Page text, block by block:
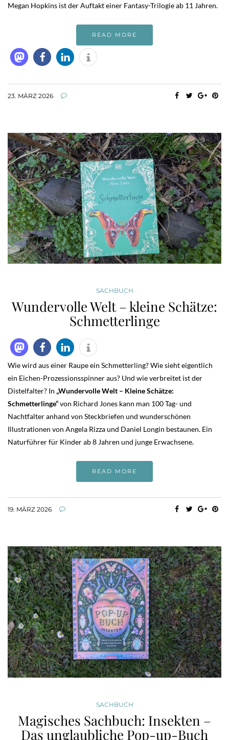
Megan Hopkins ist der Auftakt einer Fantasy-Trilogie ab 11 Jahren.
READ MORE
23. MÄRZ 2026
SACHBUCH
Wundervolle Welt – kleine Schätze:
Schmetterlinge
Wie wird aus einer Raupe ein Schmetterling? Wie sieht eigentlich
ein Eichen-Prozessionsspinner aus? Und wie verbreitet ist der
Distelfalter? In „Wundervolle Welt – Kleine Schätze:
Schmetterlinge“von Richard Jones kann man 100 Tag- und
Nachtfalter anhand von Steckbriefen und wunderschönen
Illustrationen von Angela Rizza und Daniel Longin bestaunen. Ein
Naturführer für Kinder ab 8 Jahren und junge Erwachsene.
READ MORE
19. MÄRZ 2026
SACHBUCH
Magisches Sachbuch: Insekten –
Das unglaubliche Pop-up-Buch